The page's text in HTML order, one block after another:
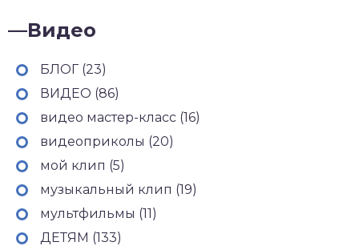
—Видео
БЛОГ (23)
ВИДЕО (86)
видео мастер-класс (16)
видеоприколы (20)
мой клип (5)
музыкальный клип (19)
мультфильмы (11)
ДЕТЯМ (133)